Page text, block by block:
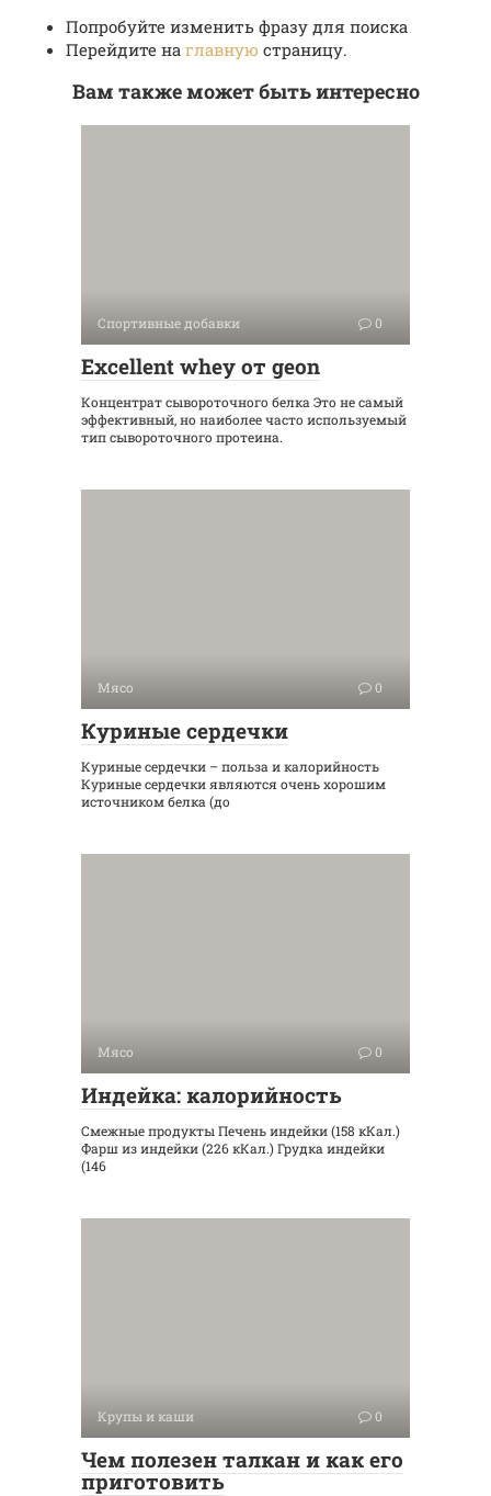
Попробуйте изменить фразу для поиска
Перейдите на главную страницу.
Вам также может быть интересно
Спортивные добавки 0
Excellent whey от geon
Концентрат сывороточного белка Это не самый
эффективный, но наиболее часто используемый
тип сывороточного протеина.
Мясо 0
Куриные сердечки
Куриные сердечки – польза и калорийность
Куриные сердечки являются очень хорошим
источником белка (до
Мясо 0
Индейка: калорийность
Смежные продукты Печень индейки (158 кКал.)
Фарш из индейки (226 кКал.) Грудка индейки
(146
Крупы и каши 0
Чем полезен талкан и как его
приготовить